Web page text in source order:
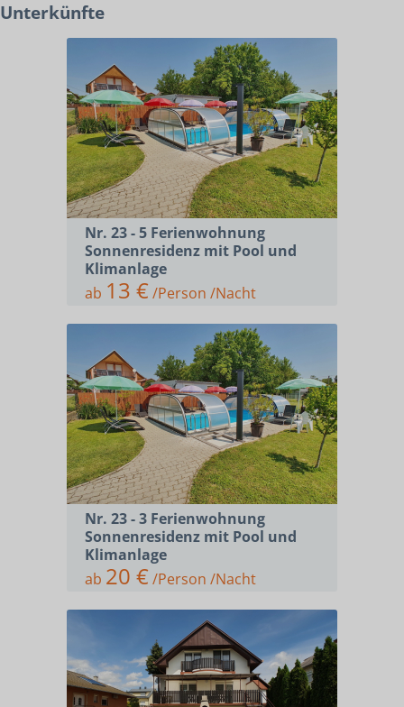
UNTERKÜNFTE
FAHRRAD- UND E-BIKEVERLEIH
KONTAKT
Unterkünfte
Nr. 23 - 5 Ferienwohnung
Sonnenresidenz mit Pool und
Klimanlage
ab 13 €/Person /Nacht
Nr. 23 - 3 Ferienwohnung
Sonnenresidenz mit Pool und
Klimanlage
ab 20 €/Person /Nacht